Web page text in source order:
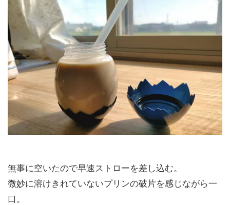
無事に空いたので早速ストローを差し込む。
微妙に溶けきれていないプリンの破片を感じながら一
口。